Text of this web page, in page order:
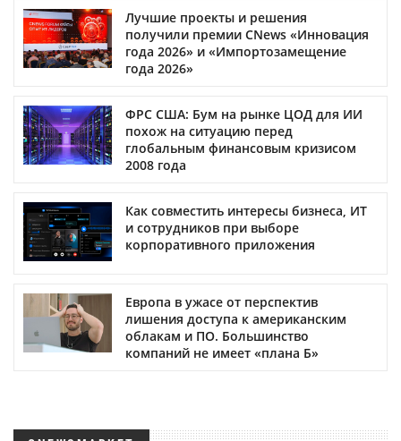
Лучшие проекты и решения
получили премии CNews «Инновация
года 2026» и «Импортозамещение
года 2026»
ФРС США: Бум на рынке ЦОД для ИИ
похож на ситуацию перед
глобальным финансовым кризисом
2008 года
Как совместить интересы бизнеса, ИТ
и сотрудников при выборе
корпоративного приложения
Европа в ужасе от перспектив
лишения доступа к американским
облакам и ПО. Большинство
компаний не имеет «плана Б»